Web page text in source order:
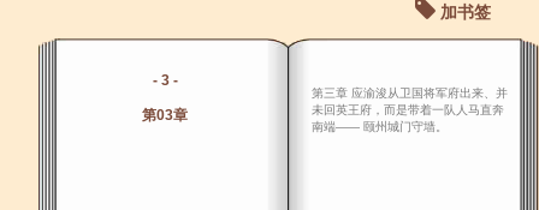
加书签
- 3 -
第03章
第三章 应渝浚从卫国将军府出来、并
未回英王府，而是带着一队人马直奔
南端―― 颐州城门守墙。